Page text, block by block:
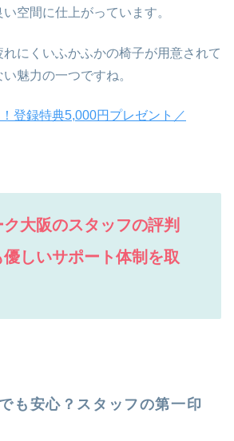
空間に仕上がっています。
にくいふかふかの椅子が用意されて
魅力の一つですね。
登録特典5,000円プレゼント／
大阪のスタッフの評判
しいサポート体制を取
も安心？スタッフの第一印